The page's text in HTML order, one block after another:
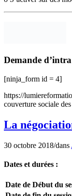
Demande
[ninja_form id = 4]
https://
couverture sociale
La
30 octobre 2018/dans
Dates et durées :
Date de Début du